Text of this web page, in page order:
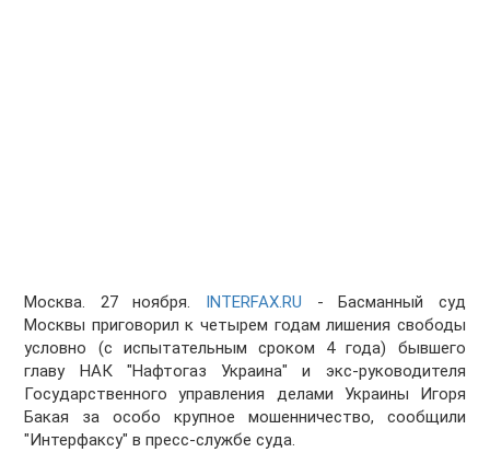
Москва. 27 ноября. INTERFAX.RU - Басманный суд
Москвы приговорил к четырем годам лишения свободы
условно (с испытательным сроком 4 года) бывшего
главу НАК "Нафтогаз Украина" и экс-руководителя
Государственного управления делами Украины Игоря
Бакая за особо крупное мошенничество, сообщили
"Интерфаксу" в пресс-службе суда.